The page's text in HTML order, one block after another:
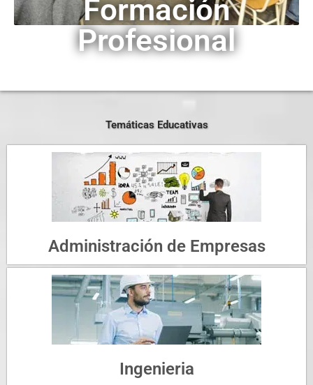
Formación
Profesional
Temáticas Educativas
Administración de Empresas
Ingenieria